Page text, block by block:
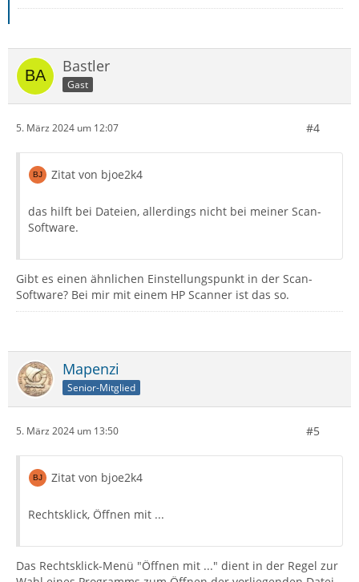
Bastler
Gast
5. März 2024 um 12:07 #4
Zitat von bjoe2k4
das hilft bei Dateien, allerdings nicht bei meiner Scan-
Software.
Gibt es einen ähnlichen Einstellungspunkt in der Scan-
Software? Bei mir mit einem HP Scanner ist das so.
Mapenzi
Senior-Mitglied
5. März 2024 um 13:50 #5
Zitat von bjoe2k4
Rechtsklick, Öffnen mit ...
Das Rechtsklick-Menü "Öffnen mit ..." dient in der Regel zur